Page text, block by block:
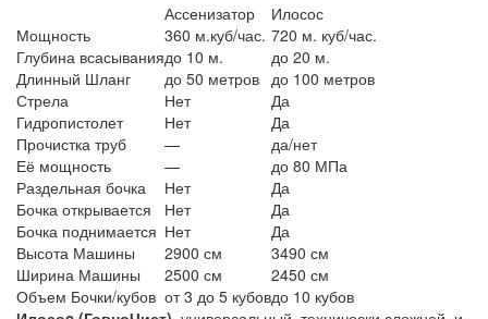
Ассенизатор
Илосос
Мощность
360 м.куб/час. 720 м. куб/час.
Глубина всасываниядо 10 м.
до 20 м.
Длинный Шланг
до 50 метров до 100 метров
Стрела
Нет
Да
Гидропистолет
Нет
Да
Прочистка труб
—
да/нет
Её мощность
—
до 80 МПа
Раздельная бочка
Нет
Да
Бочка открывается
Нет
Да
Бочка поднимается Нет
Да
Высота Машины
2900 см
3490 см
Ширина Машины
2500 см
2450 см
Объем Бочки/кубов от 3 до 5 кубовдо 10 кубов